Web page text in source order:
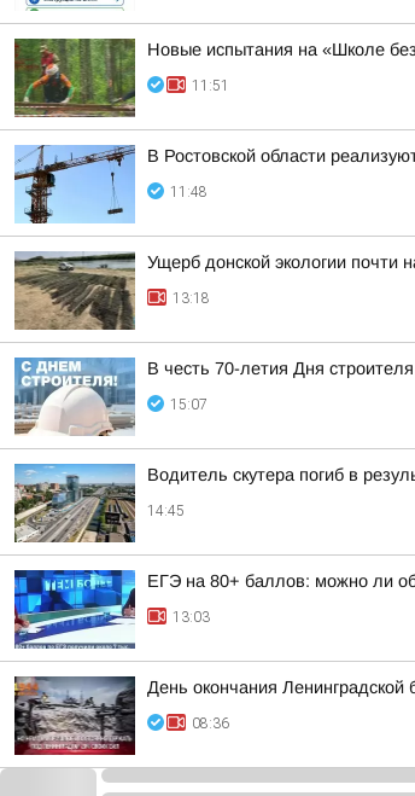
Новые испытания на «Школе
11:51
В Ростовской области
11:48
Ущерб донской экологии почти
13:18
В честь 70-летия Дня
15:07
Водитель скутера погиб в
14:45
ЕГЭ на 80+ баллов: можно ли
13:03
День окончания Ленинградской
08:36